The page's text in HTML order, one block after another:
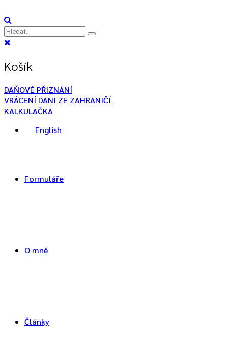
Košík
DAŇOVÉ PŘIZNÁNÍ
VRÁCENÍ DANI ZE ZAHRANIČÍ
KALKULAČKA
English
Formuláře
O mně
Články